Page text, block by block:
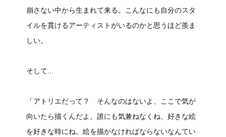
崩さない中から生まれて来る。こんなにも自分のスタ
イルを貫けるアーティストがいるのかと思うほど羨ま
しい。
そして...
「アトリエだって？ そんなのはないよ、ここで気が
向いたら描くんだよ。誰にも気兼ねなくね、好きな絵
を好きな時にね。絵を描かなければならないなんてい